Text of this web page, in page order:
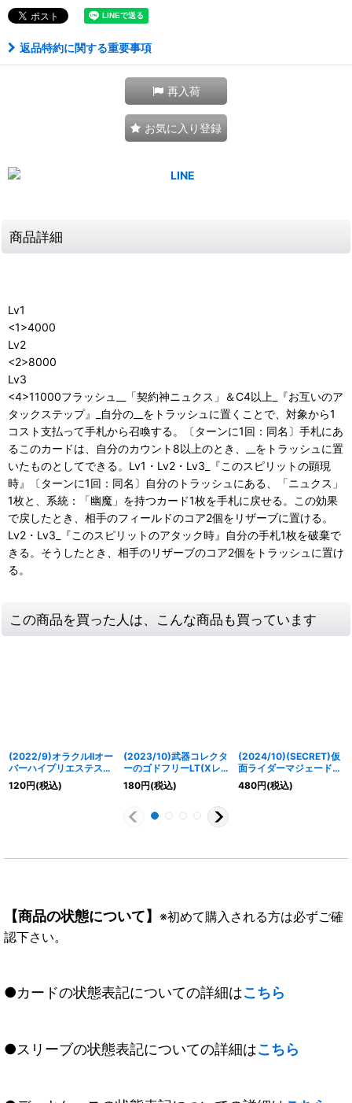
返品特約に関する重要事項
再入荷
お気に入り登録
商品詳細
Lv1
<1>4000
Lv2
<2>8000
Lv3
<4>11000フラッシュ__「契約神ニュクス」＆C4以上_『お互いのア
タックステップ』_自分の__をトラッシュに置くことで、対象から1
コスト支払って手札から召喚する。〔ターンに1回：同名〕手札にあ
るこのカードは、自分のカウント8以上のとき、__をトラッシュに置
いたものとしてできる。Lv1・Lv2・Lv3_『このスピリットの顕現
時』〔ターンに1回：同名〕自分のトラッシュにある、「ニュクス」
1枚と、系統：「幽魔」を持つカード1枚を手札に戻せる。この効果
で戻したとき、相手のフィールドのコア2個をリザーブに置ける。
Lv2・Lv3_『このスピリットのアタック時』自分の手札1枚を破棄で
きる。そうしたとき、相手のリザーブのコア2個をトラッシュに置け
る。
この商品を買った人は、こんな商品も買っています
(2022/9)オラクルIIオー
バーハイプリエステス
【R】{BS62-073}
《白》
120円(税込)
(2023/10)武器コレクタ
ーのゴドフリーLT(Xレ
ア仕様)【R】{BSC42-
073}《青》
180円(税込)
(2024/10)(SECRET)仮
面ライダーマジェード
【M-SEC】{CB30-
046}《青》
480円(税込)
【商品の状態について】 ※初めて購入される方は必ずご確
認下さい。
●カードの状態表記についての詳細はこちら
●スリーブの状態表記についての詳細はこちら